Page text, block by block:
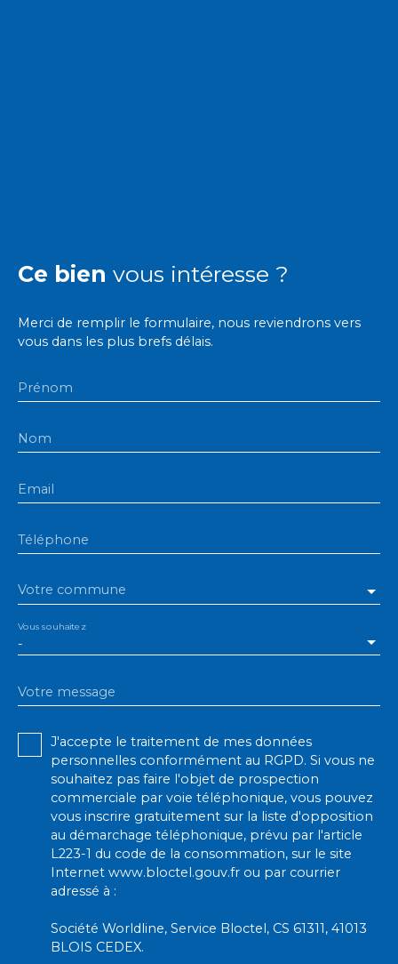
Ce bien vous intéresse ?
Merci de remplir le formulaire, nous reviendrons vers
vous dans les plus brefs délais.
Prénom
Nom
Email
Téléphone
Votre commune
-
Vous souhaitez
Votre message
J'accepte le traitement de mes données
personnelles conformément au RGPD. Si vous ne
souhaitez pas faire l'objet de prospection
commerciale par voie téléphonique, vous pouvez
vous inscrire gratuitement sur la liste d'opposition
au démarchage téléphonique, prévu par l'article
L223-1 du code de la consommation, sur le site
Internet www.bloctel.gouv.fr ou par courrier
adressé à :
Société Worldline, Service Bloctel, CS 61311, 41013
BLOIS CEDEX.